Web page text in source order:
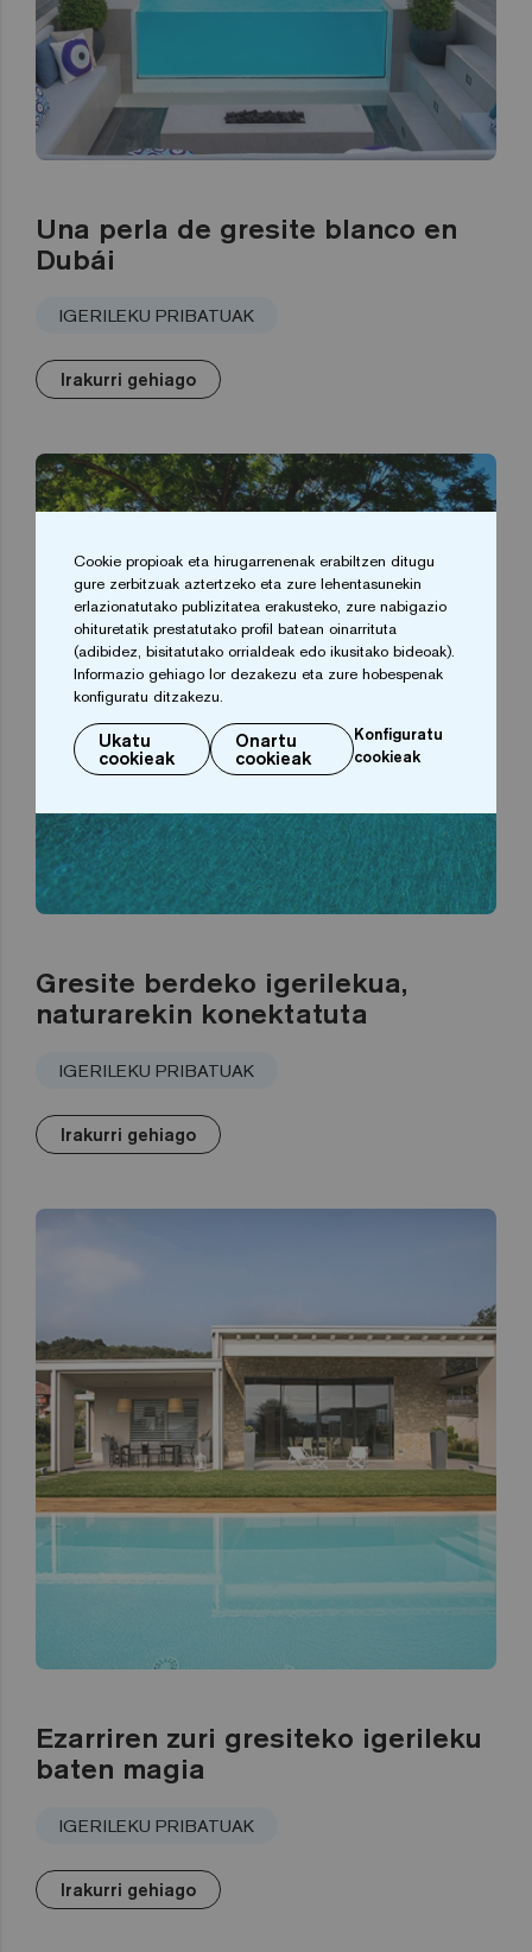
Una perla de gresite blanco en
Dubái
IGERILEKU PRIBATUAK
Irakurri gehiago
Gresite berdeko igerilekua,
naturarekin konektatuta
IGERILEKU PRIBATUAK
Irakurri gehiago
Ezarriren zuri gresiteko igerileku
baten magia
IGERILEKU PRIBATUAK
Irakurri gehiago
Cookie propioak eta hirugarrenenak erabiltzen ditugu
gure zerbitzuak aztertzeko eta zure lehentasunekin
erlazionatutako publizitatea erakusteko, zure nabigazio
ohituretatik prestatutako profil batean oinarrituta
(adibidez, bisitatutako orrialdeak edo ikusitako bideoak).
Informazio gehiago lor dezakezu eta zure hobespenak
konfiguratu ditzakezu.
Ukatu
cookieak
Onartu
cookieak
Konfiguratu
cookieak